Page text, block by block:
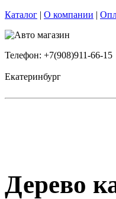
Каталог | О компании |
Телефон: +7(908)911-66-15
Екатеринбург
Дерево